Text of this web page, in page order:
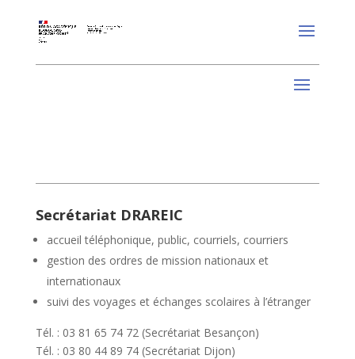
Secrétariat DRAREIC
accueil téléphonique, public, courriels, courriers
gestion des ordres de mission nationaux et
internationaux
suivi des voyages et échanges scolaires à l’étranger
Tél. : 03 81 65 74 72 (Secrétariat Besançon)
Tél. : 03 80 44 89 74 (Secrétariat Dijon)